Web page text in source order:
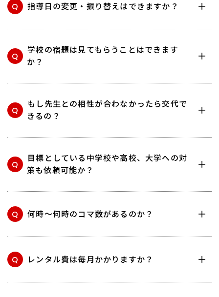
Q 指導日の変更・振り替えはできますか？
Q
学校の宿題は見てもらうことはできます
か？
Q
もし先生との相性が合わなかったら交代で
きるの？
Q
目標としている中学校や高校、大学への対
策も依頼可能か？
Q 何時〜何時のコマ数があるのか？
Q レンタル費は毎月かかりますか？